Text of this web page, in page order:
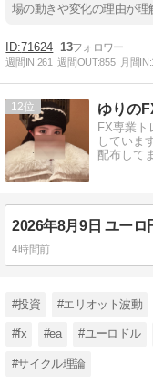
場の動きや変化の理由が理
71624 13
週間IN:261 週間OUT:855 月間IN:
12 ゆりの
FX専業ト
していま
配布して
2026年8月9日 ユーロ
4時間前
#投資 #エリオット波動
#fx #ea #ユーロドル
#サイクル理論